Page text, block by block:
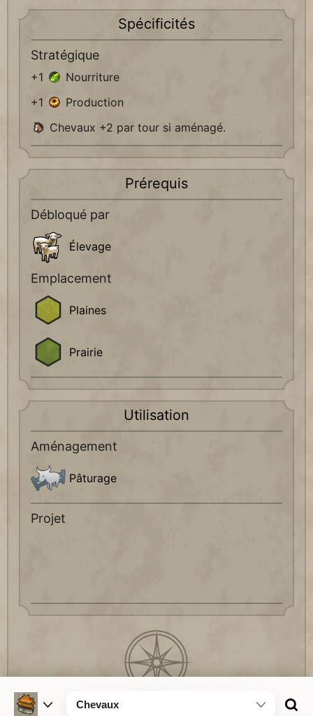
Spécificités
Stratégique
+1
Nourriture
+1
Production
Chevaux +2 par tour si aménagé.
Prérequis
Débloqué par
Élevage
Emplacement
Plaines
Prairie
Utilisation
Aménagement
Pâturage
Projet
Chevaux